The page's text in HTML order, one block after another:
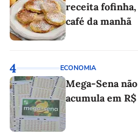
receita
café da manhã
4 ECONOMIA
Mega-Sena
acumula em